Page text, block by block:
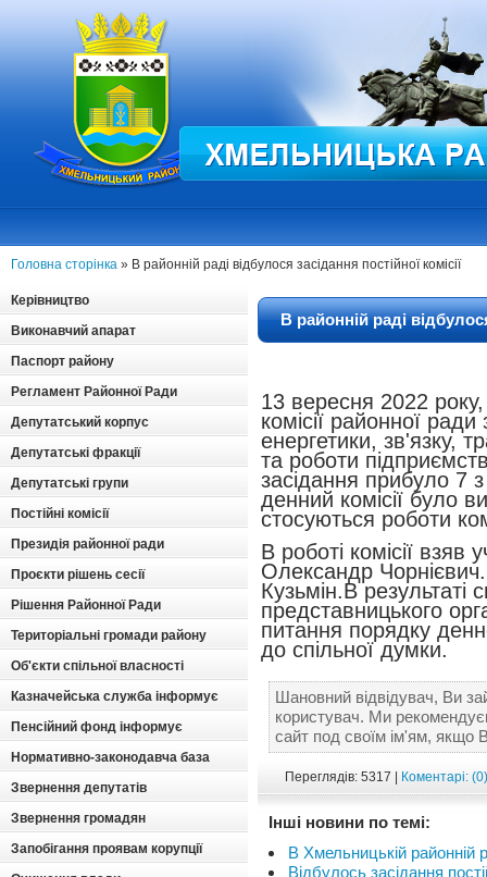
Головна сторінка » В районній раді відбулося засідання постійної комісії
Керівництво
Виконавчий апарат
Паспорт району
Регламент Районної Ради
Депутатський корпус
Депутатські фракції
Депутатські групи
Постійні комісії
Президія районної ради
Проєкти рішень сесії
Рішення Районної Ради
Територіальні громади району
Об'єкти спільної власності
Казначейська служба інформує
Пенсійний фонд інформує
Нормативно-законодавча база
Звернення депутатів
Звернення громадян
Запобігання проявам корупції
В районній раді
13 вересня 2022 року,
комісії районної
енергетики, зв'язку,
та роботи
засідання прибуло 7
денний комісії було
стосуються роботи
В роботі комісії взяв
Олександр
Кузьмін.В результаті
представницького
питання порядку
до спільної думки.
Шановний відвідувач, Ви
користувач. Ми
сайт под своїм ім'ям, якщо
Переглядів: 5317 | Коментарі: (0)
Інші новини по темі:
В Хмельницькій районній
Відбулось засідання